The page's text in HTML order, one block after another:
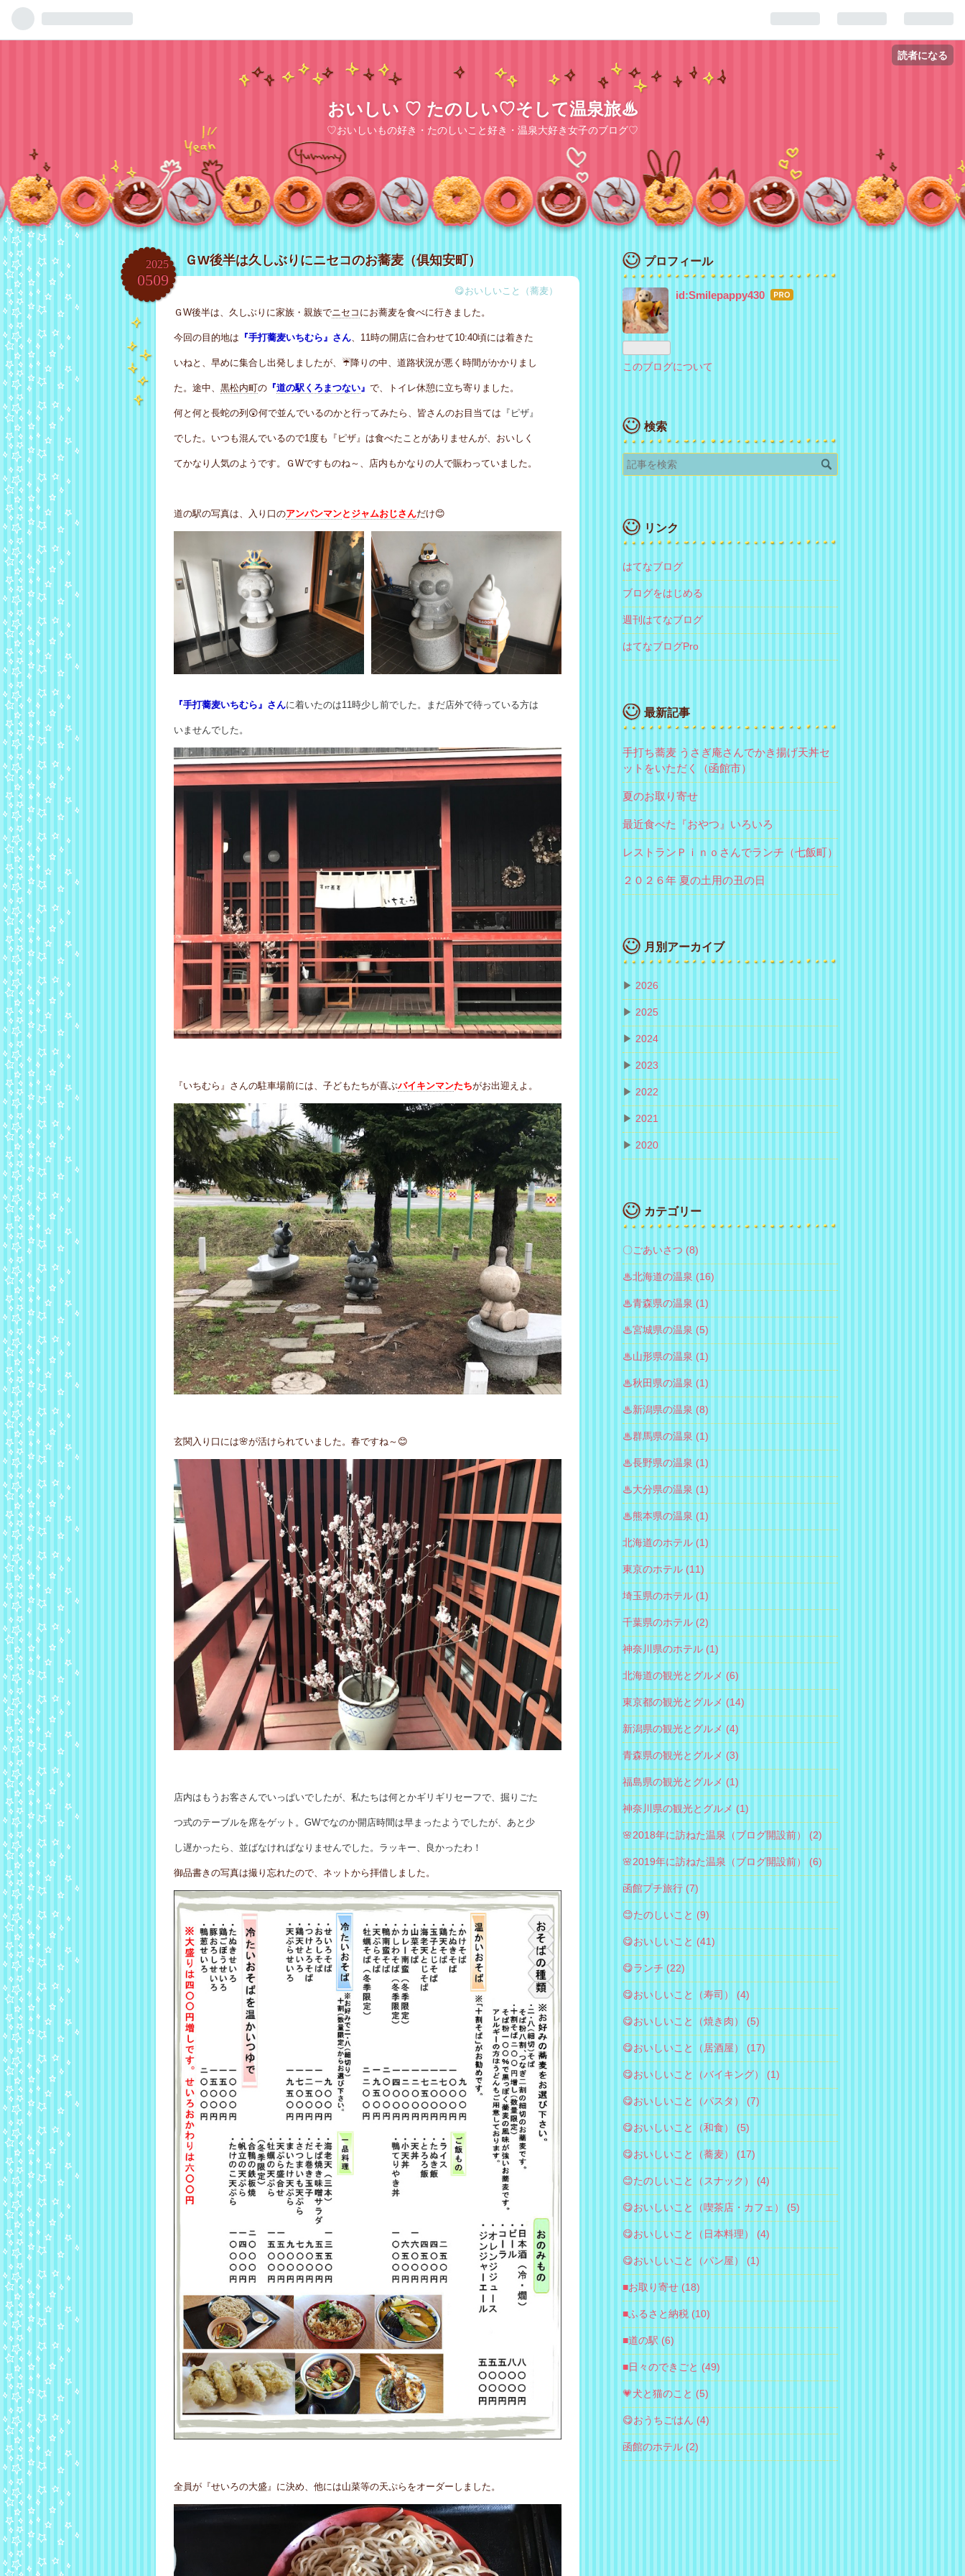
読者になる
おいしい ♡ たのしい♡そして温泉旅♨
♡おいしいもの好き・たのしいこと好き・温泉大好き女子のブログ♡
2025
0509
ＧW後半は久しぶりにニセコのお蕎麦（俱知安町）
😋おいしいこと（蕎麦）
ＧW後半は、久しぶりに家族・親族でニセコ にお蕎麦を食べに行きました。
今回の目的地は 『手打蕎麦いちむら』さん、11時の開店に合わせて10:40頃には着きた
いねと、早めに集合し出発しましたが、☔降りの中、道路状況が悪く時間がかかりまし
た。途中、 黒松内町の 『道の駅くろまつない』 で、トイレ休憩に立ち寄りました。
何と何と長蛇の列😲何で並んでいるのかと行ってみたら、皆さんのお目当ては 『ピザ』
でした。いつも混んでいるので1度も『ピザ』は食べたことがありませんが、おいしく
てかなり人気のようです。ＧWですものね～、店内もかなりの人で賑わっていました。
道の駅の写真は、入り口のアンパンマンと ジャムおじさんだけ😊
『手打蕎麦いちむら』さんに着いたのは11時少し前でした。まだ店外で待っている方は
いませんでした。
『いちむら』さんの駐車場前には、子どもたちが喜ぶバイキンマンたちがお出迎えよ。
玄関入り口には🌸が活けられていました。春ですね～😊
店内はもうお客さんでいっぱいでしたが、私たちは何とかギリギリセーフで、 掘りごた
つ式のテーブルを 席をゲッ ト。 GWでなのか開店時間は早まったようでしたが、あと少
し遅かったら、並ばなければな りませんでした。ラッキー、良かったわ！
御品書きの写真は撮り忘れたので、ネットから拝借しました。
全員が『せいろの大盛』に決め、他には山菜等の天ぷらをオーダーしました。
プロフィール
id:Smilepappy430 はて
このブログについて
検索
リンク
はてなブログ
ブログをはじめる
週刊はてなブログ
はてなブログPro
最新記事
手打ち蕎麦 うさぎ庵さんでかき揚げ天丼セ
ットをいただく（函館市）
夏のお取り寄せ
最近食べた『おやつ』いろいろ
レストランＰｉｎｏさんでランチ（七飯町）
２０２６年 夏の土用の丑の日
月別アーカイブ
▶ 2026
▶ 2025
▶ 2024
▶ 2023
▶ 2022
▶ 2021
▶ 2020
カテゴリー
〇ごあいさつ (8)
♨北海道の温泉 (16)
♨青森県の温泉 (1)
♨宮城県の温泉 (5)
♨山形県の温泉 (1)
♨秋田県の温泉 (1)
♨新潟県の温泉 (8)
♨群馬県の温泉 (1)
♨長野県の温泉 (1)
♨大分県の温泉 (1)
♨熊本県の温泉 (1)
北海道のホテル (1)
東京のホテル (11)
埼玉県のホテル (1)
千葉県のホテル (2)
神奈川県のホテル (1)
北海道の観光とグルメ (6)
東京都の観光とグルメ (14)
新潟県の観光とグルメ (4)
青森県の観光とグルメ (3)
福島県の観光とグルメ (1)
神奈川県の観光とグルメ (1)
🌸2018年に訪ねた温泉（ブログ開設前） (2)
🌸2019年に訪ねた温泉（ブログ開設前） (6)
函館プチ旅行 (7)
😊たのしいこと (9)
😋おいしいこと (41)
😋ランチ (22)
😋おいしいこと（寿司） (4)
😋おいしいこと（焼き肉） (5)
😋おいしいこと（居酒屋） (17)
😋おいしいこと（バイキング） (1)
😋おいしいこと（パスタ） (7)
😋おいしいこと（和食） (5)
😋おいしいこと（蕎麦） (17)
😊たのしいこと（スナック） (4)
😋おいしいこと（喫茶店・カフェ） (5)
😋おいしいこと（日本料理） (4)
😋おいしいこと（パン屋） (1)
■お取り寄せ (18)
■ふるさと納税 (10)
■道の駅 (6)
■日々のできごと (49)
💗犬と猫のこと (5)
😋おうちごはん (4)
函館のホテル (2)